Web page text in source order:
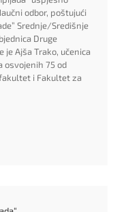
odbor, poštujući
Srednje/Središnje
Druge
je Ajša Trako, učenica
osvojenih 75 od
i Fakultet za